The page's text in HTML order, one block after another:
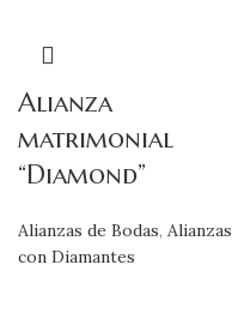
Alianza
matrimonial
“Diamond”
Alianzas de Bodas, Alianzas
con Diamantes